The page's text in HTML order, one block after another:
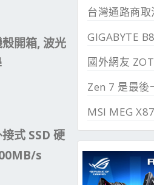
開箱, 波光
式 SSD 硬
s